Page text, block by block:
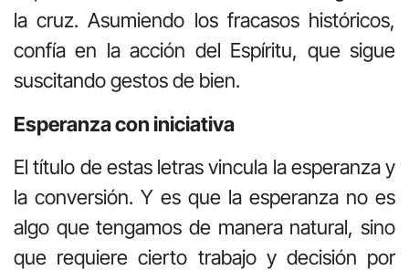
la cruz. Asumiendo los fracasos históricos,
confía en la acción del Espíritu, que sigue
suscitando gestos de bien.
Esperanza con iniciativa
El título de estas letras vincula la esperanza y
la conversión. Y es que la esperanza no es
algo que tengamos de manera natural, sino
que requiere cierto trabajo y decisión por